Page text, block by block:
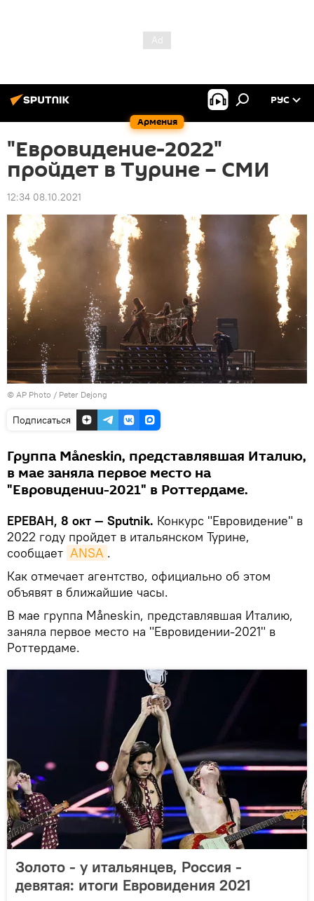
Армения
РУС
"Евровидение-2022"
пройдет в Турине – СМИ
12:34 08.10.2021
© AP Photo / Peter Dejong
Подписаться
Группа Måneskin, представлявшая Италию,
в мае заняла первое место на
"Евровидении-2021" в Роттердаме.
ЕРЕВАН, 8 окт — Sputnik. Конкурс "Евровидение" в
2022 году пройдет в итальянском Турине,
сообщает ANSA .
Как отмечает агентство, официально об этом
объявят в ближайшие часы.
В мае группа Måneskin, представлявшая Италию,
заняла первое место на "Евровидении-2021" в
Роттердаме.
Золото - у итальянцев, Россия -
девятая: итоги Евровидения 2021